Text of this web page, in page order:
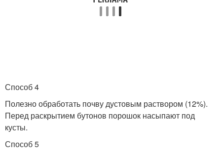
Способ 4
Полезно обработать почву дустовым раствором (12%).
Перед раскрытием бутонов порошок насыпают под
кусты.
Способ 5